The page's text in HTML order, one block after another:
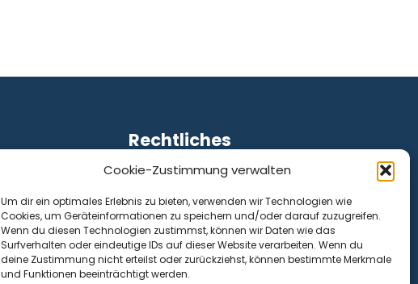
Cookie-Zustimmung verwalten
Um dir ein optimales Erlebnis zu bieten, verwenden wir Technologien wie
Cookies, um Geräteinformationen zu speichern und/oder darauf zuzugreifen.
Wenn du diesen Technologien zustimmst, können wir Daten wie das
Surfverhalten oder eindeutige IDs auf dieser Website verarbeiten. Wenn du
deine Zustimmung nicht erteilst oder zurückziehst, können bestimmte Merkmale
und Funktionen beeinträchtigt werden.
Rechtliches
Impressum
Cookie-Richtlinie (EU)